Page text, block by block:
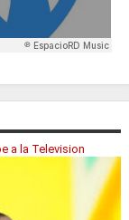
a la Television